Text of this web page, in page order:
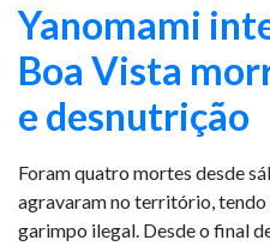
Yanomami
Boa Vista
e desnutrição
Foram quatro mortes desde
agravaram no território, tendo
garimpo ilegal. Desde o final